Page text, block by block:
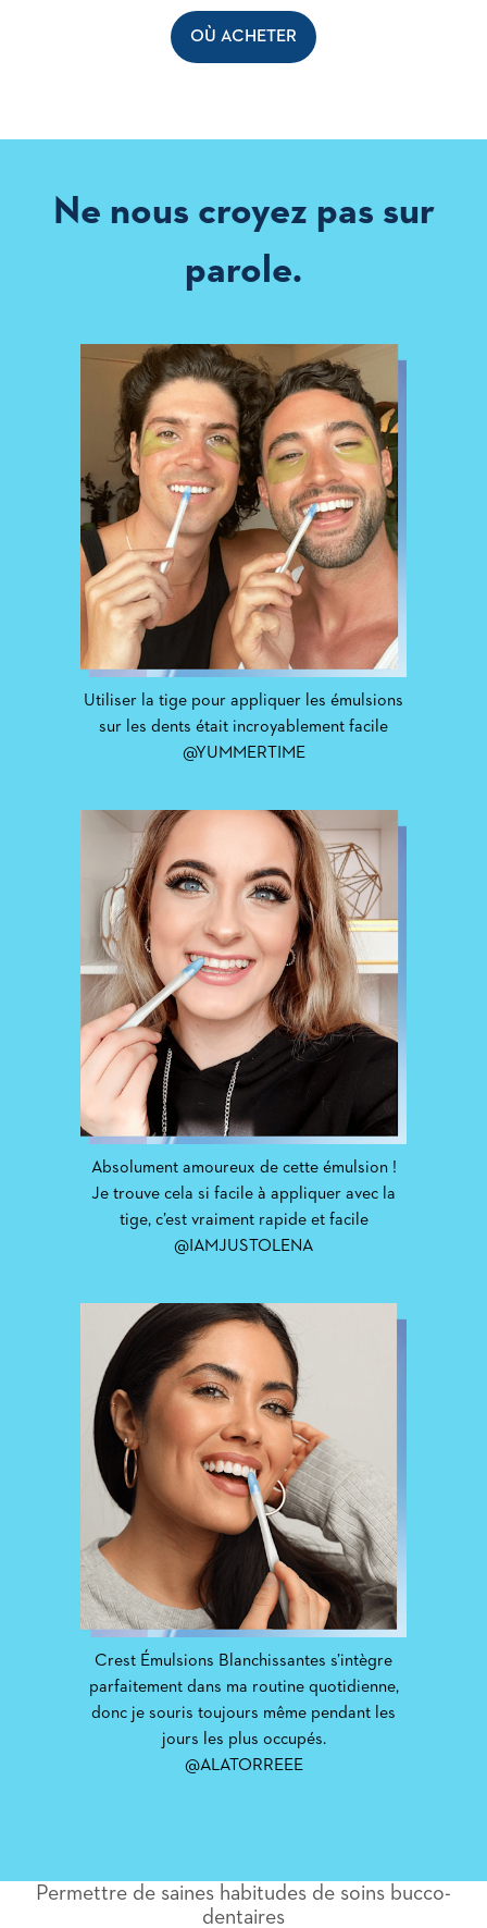
OÙ ACHETER
Ne nous croyez pas sur
parole.
Utiliser la tige pour appliquer les émulsions
sur les dents était incroyablement facile
@YUMMERTIME
Absolument amoureux de cette émulsion !
Je trouve cela si facile à appliquer avec la
tige, c’est vraiment rapide et facile
@IAMJUSTOLENA
Crest Émulsions Blanchissantes s’intègre
parfaitement dans ma routine quotidienne,
donc je souris toujours même pendant les
jours les plus occupés.
@ALATORREEE
Permettre de saines habitudes de soins bucco-
dentaires